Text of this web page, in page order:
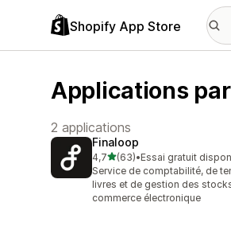
Shopify App Store
Applications
2 applications
Finaloop
4,7étoile(s) sur 5
(63)
63 avis au total
•Essai gratuit
Service de comptabilité, de
livres et de gestion des
commerce électronique